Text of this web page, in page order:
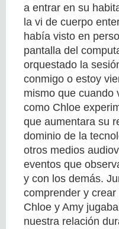
a entrar en su
la vi de cuerpo
había visto en
pantalla del
orquestado la
conmigo o estoy
mismo que cuando
como Chloe
que aumentara su
dominio de la
otros medios
eventos que
y con los demás.
comprender y
Chloe y Amy
nuestra relación